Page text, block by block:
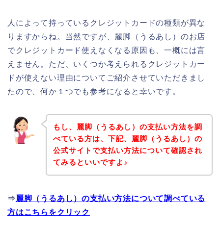
人によって持っているクレジットカードの種類が異な
りますからね。当然ですが、麗脚（うるあし）のお店
でクレジットカード使えなくなる原因も、一概には言
えません。ただ、いくつか考えられるクレジットカー
ドが使えない理由についてご紹介させていただきまし
たので、何か１つでも参考になると幸いです。
もし、麗脚（うるあし）の支払い方法を調
べている方は、下記、麗脚（うるあし）の
公式サイトで支払い方法について確認され
てみるといいですよ♪
⇒ 麗脚（うるあし）の支払い方法について調べている
方はこちらをクリック